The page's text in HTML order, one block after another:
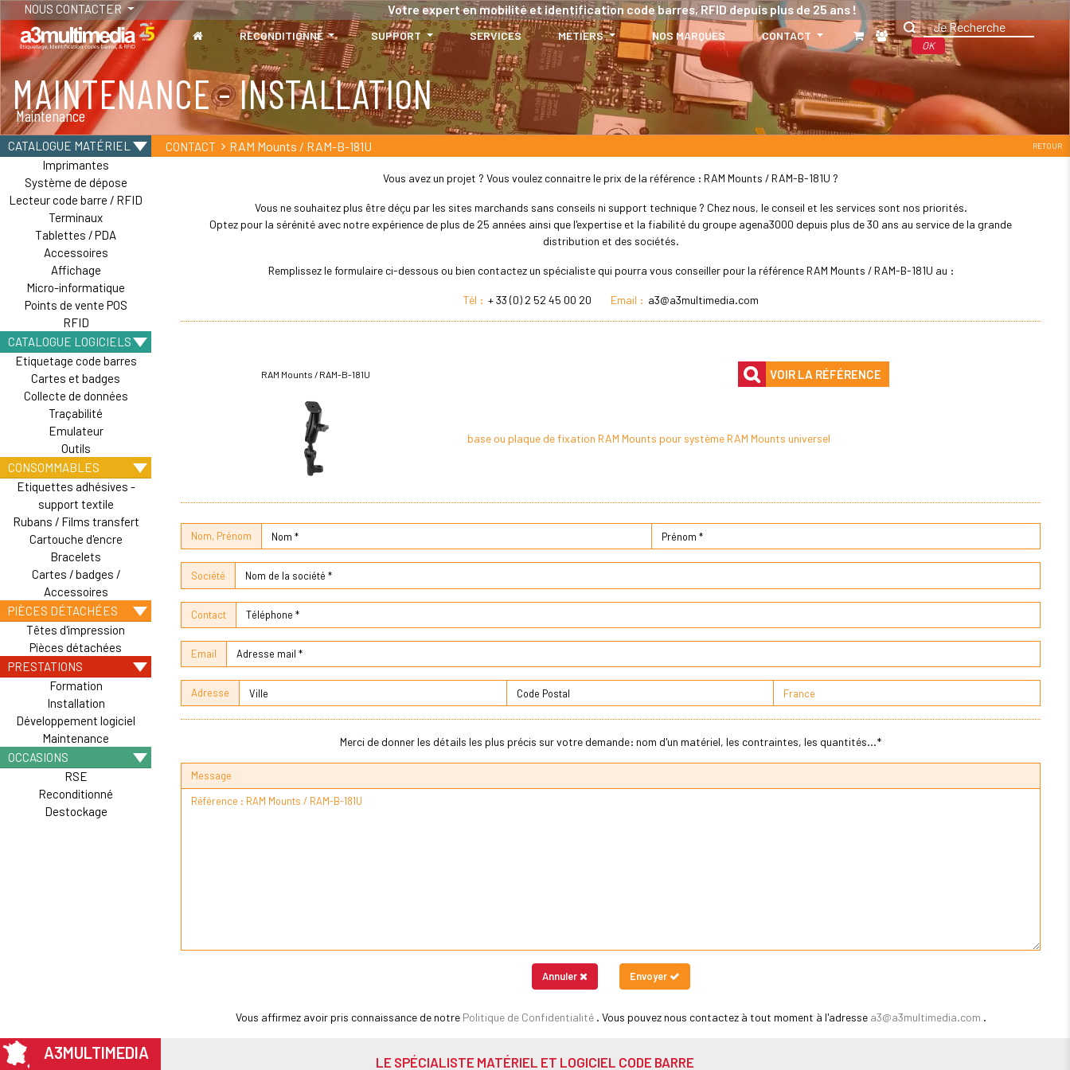
NOUS CONTACTER Votre expert en mobilité et identification code barres, RFID depuis plus de 25 ans !
RECONDITIONNÉ SUPPORT SERVICES MÉTIERS NOS MARQUES CONTACT
OK
MAINTENANCE - INSTALLATION
Maintenance
CATALOGUE MATÉRIEL
Imprimantes
Système de dépose
Lecteur code barre / RFID
Terminaux
Tablettes / PDA
Accessoires
Affichage
Micro-informatique
Points de vente POS
RFID
CATALOGUE LOGICIELS
Etiquetage code barres
Cartes et badges
Collecte de données
Traçabilité
Emulateur
Outils
CONSOMMABLES
Etiquettes adhésives -
support textile
Rubans / Films transfert
Cartouche d'encre
Bracelets
Cartes / badges /
Accessoires
PIÈCES DÉTACHÉES
Têtes d'impression
Pièces détachées
PRESTATIONS
Formation
Installation
Développement logiciel
Maintenance
OCCASIONS
RSE
Reconditionné
Destockage
CONTACT RAM Mounts / RAM-B-181U RETOUR
Vous avez un projet ? Vous voulez connaitre le prix de la référence : RAM Mounts / RAM-B-181U ?
Vous ne souhaitez plus être déçu par les sites marchands sans conseils ni support technique ? Chez nous, le conseil et les services sont nos priorités.
Optez pour la sérénité avec notre expérience de plus de 25 années ainsi que l'expertise et la fiabilité du groupe agena3000 depuis plus de 30 ans au service de la grande
distribution et des sociétés.
Remplissez le formulaire ci-dessous ou bien contactez un spécialiste qui pourra vous conseiller pour la référence RAM Mounts / RAM-B-181U au :
Tél : + 33 (0) 2 52 45 00 20 Email : a3@a3multimedia.com
RAM Mounts / RAM-B-181U VOIR LA RÉFÉRENCE
base ou plaque de fixation RAM Mounts pour système RAM Mounts universel
Nom, Prénom
Société
Contact
Email
Adresse
Merci de donner les détails les plus précis sur votre demande: nom d'un matériel, les contraintes, les quantités...*
Message
Annuler Envoyer
Vous affirmez avoir pris connaissance de notre Politique de Confidentialité . Vous pouvez nous contactez à tout moment à l'adresse a3@a3multimedia.com .
A3MULTIMEDIA LE SPÉCIALISTE MATÉRIEL ET LOGICIEL CODE BARRE